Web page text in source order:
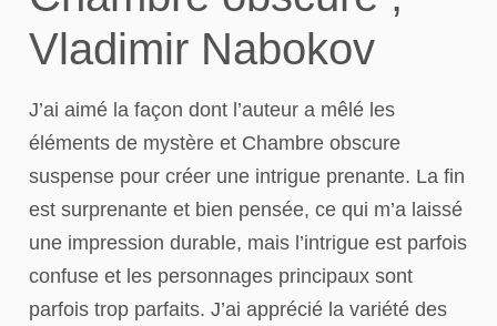
Vladimir Nabokov
J’ai aimé la façon dont l’auteur a mêlé les
éléments de mystère et Chambre obscure
suspense pour créer une intrigue prenante. La fin
est surprenante et bien pensée, ce qui m’a laissé
une impression durable, mais l’intrigue est parfois
confuse et les personnages principaux sont
parfois trop parfaits. J’ai apprécié la variété des